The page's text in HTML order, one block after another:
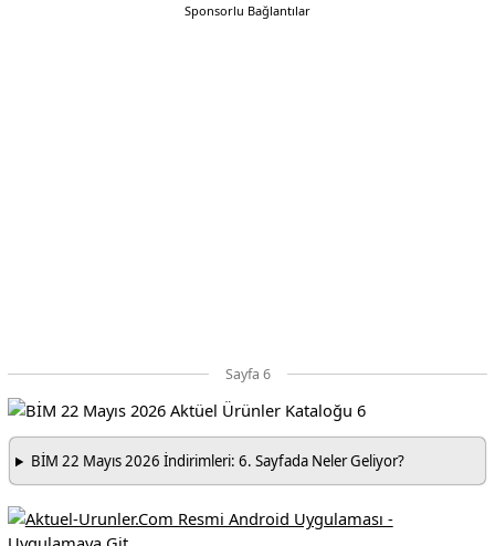
Sponsorlu Bağlantılar
Sayfa 6
BİM 22 Mayıs 2026 İndirimleri: 6. Sayfada Neler Geliyor?